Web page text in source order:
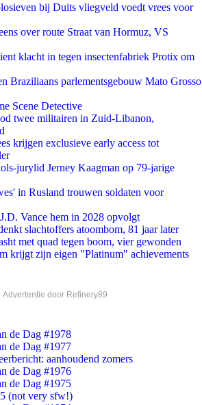
bij Duits vliegveld voedt vrees voor
over route Straat van Hormuz, VS
klacht in tegen insectenfabriek Protix om
Braziliaans parlementsgebouw Mato Grosso
Scene Detective
twee militairen in Zuid-Libanon,
krijgen exclusieve early access tot
jurylid Jerney Kaagman op 79-jarige
in Rusland trouwen soldaten voor
Vance hem in 2028 opvolgt
slachtoffers atoombom, 81 jaar later
met quad tegen boom, vier gewonden
krijgt zijn eigen "Platinum" achievements
Advertentie door Refinery89
de Dag #1978
de Dag #1977
aanhoudend zomers
de Dag #1976
de Dag #1975
(not very sfw!)